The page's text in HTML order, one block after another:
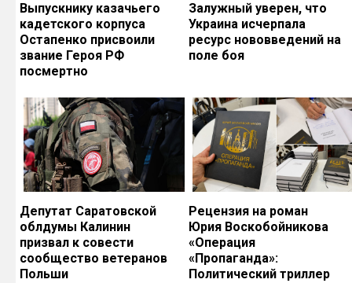
Выпускнику казачьего
кадетского корпуса
Остапенко присвоили
звание Героя РФ
посмертно
Залужный уверен, что
Украина исчерпала
ресурс нововведений на
поле боя
Депутат Саратовской
облдумы Калинин
призвал к совести
сообщество ветеранов
Польши
Рецензия на роман
Юрия Воскобойникова
«Операция
«Пропаганда»:
Политический триллер